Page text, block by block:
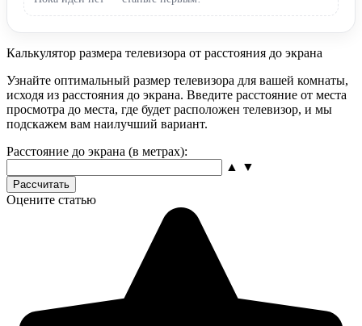
Калькулятор размера телевизора от расстояния до экрана
Узнайте оптимальный размер телевизора для вашей комнаты,
исходя из расстояния до экрана. Введите расстояние от места
просмотра до места, где будет расположен телевизор, и мы
подскажем вам наилучший вариант.
Расстояние до экрана (в метрах):
▲
▼
Рассчитать
Оцените статью